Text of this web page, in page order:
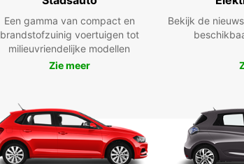
Een gamma van compact en
brandstofzuinig voertuigen tot
milieuvriendelijke modellen
Zie meer
Bekijk de